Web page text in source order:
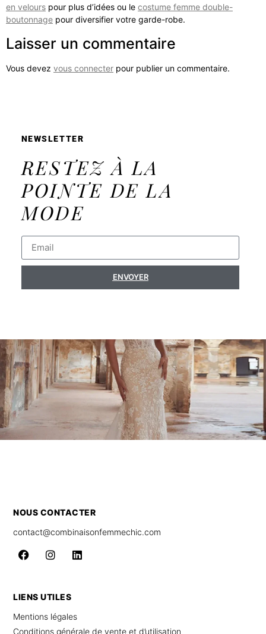
en velours pour plus d’idées ou le costume femme double-
boutonnage pour diversifier votre garde-robe.
Laisser un commentaire
Vous devez vous connecter pour publier un commentaire.
NEWSLETTER
RESTEZ À LA
POINTE DE LA
MODE
ENVOYER
NOUS CONTACTER
contact@combinaisonfemmechic.com
LIENS UTILES
Mentions légales
Conditions générale de vente et d’utilisation